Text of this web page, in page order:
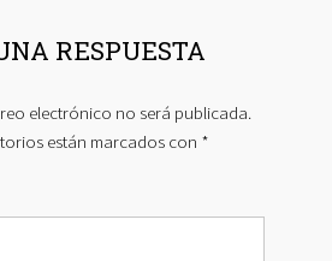
RESPUESTA
electrónico no será publicada.
están marcados con *